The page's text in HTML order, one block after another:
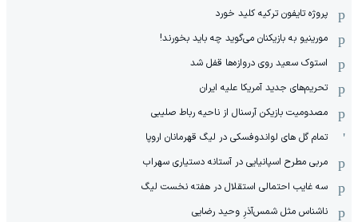
پروژه تایفون ترکیه کلید خورد
مورینیو به بازیکنان می‌گوید چه باید بخورند!
استوک سعید روی دروازه‌ها قفل شد
تحریم‌های جدید آمریکا علیه ایران
مصدومیت بازیکن آرسنال از ناحیه رباط صلیبی
تمام گل های لواندوفسکی در لیگ قهرمانان اروپا
مربی مطرح اسپانیایی در آستانه دستیاری سهراب
سه غایب احتمالی استقلال در هفته نخست لیگ
ناشناس مثل شمس‌آذرِ وحید رضایی